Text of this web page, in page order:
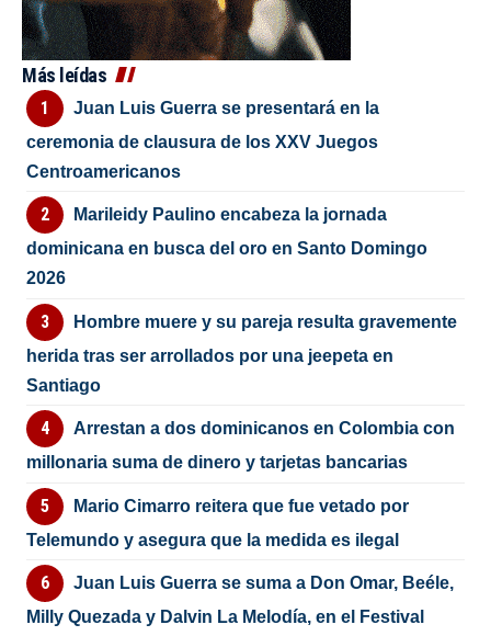
Más leídas
Juan Luis Guerra se presentará en la
ceremonia de clausura de los XXV Juegos
Centroamericanos
Marileidy Paulino encabeza la jornada
dominicana en busca del oro en Santo Domingo
2026
Hombre muere y su pareja resulta gravemente
herida tras ser arrollados por una jeepeta en
Santiago
Arrestan a dos dominicanos en Colombia con
millonaria suma de dinero y tarjetas bancarias
Mario Cimarro reitera que fue vetado por
Telemundo y asegura que la medida es ilegal
Juan Luis Guerra se suma a Don Omar, Beéle,
Milly Quezada y Dalvin La Melodía, en el Festival